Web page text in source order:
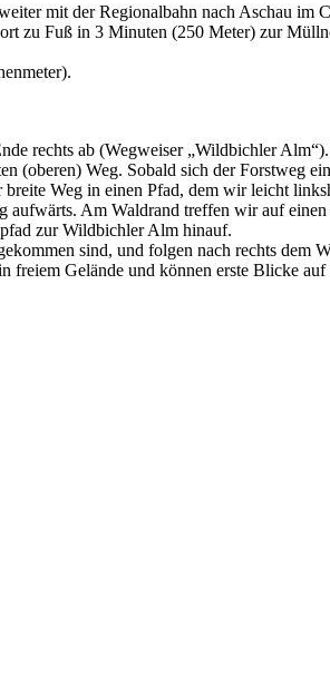
mit der Regionalbahn nach Aschau im
zu Fuß in 3 Minuten (250 Meter) zur
rechts ab (Wegweiser „Wildbichler
(oberen) Weg. Sobald sich der Forstweg
Weg in einen Pfad, dem wir leicht
Am Waldrand treffen wir auf einen
zur Wildbichler Alm hinauf.
sind, und folgen nach rechts dem
Gelände und können erste Blicke auf